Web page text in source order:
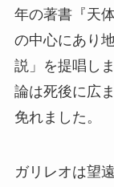
年の著書『天
の中心にあり
説」を提唱し
論は死後に広
免れました。
ガリレオは望